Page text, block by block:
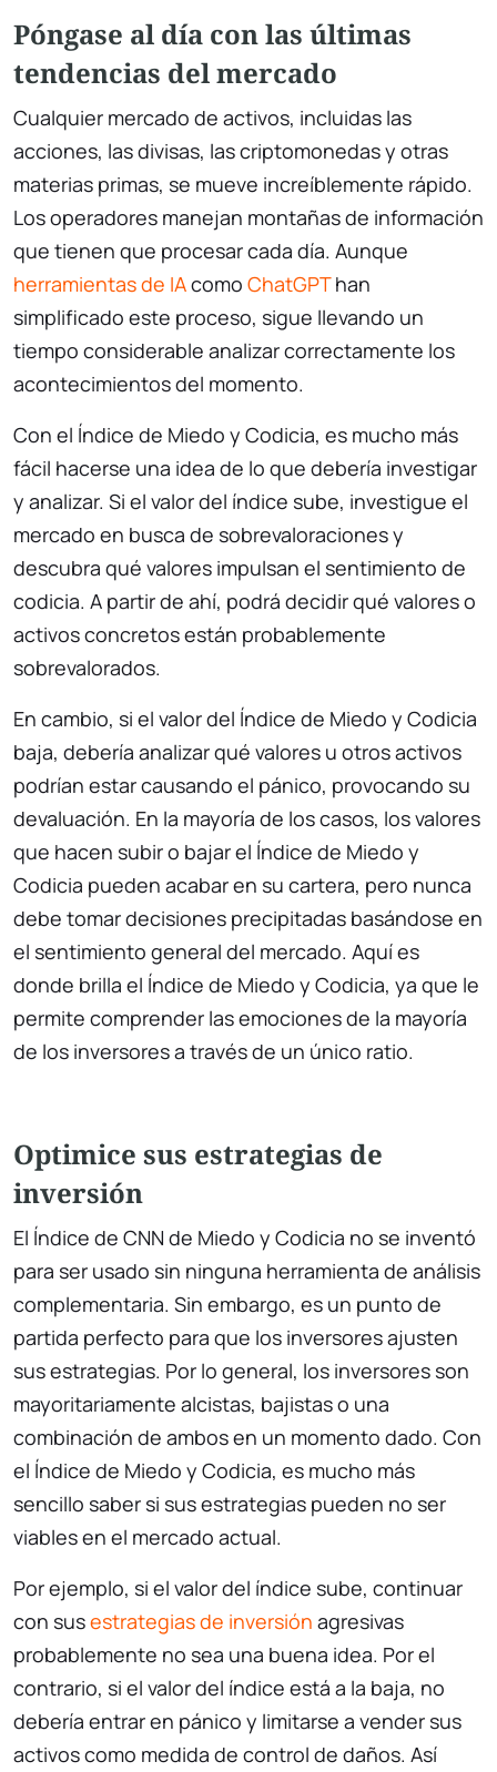
Póngase al día con las últimas
tendencias del mercado
Cualquier mercado de activos, incluidas las
acciones, las divisas, las criptomonedas y otras
materias primas, se mueve increíblemente rápido.
Los operadores manejan montañas de información
que tienen que procesar cada día. Aunque
herramientas de IAcomo ChatGPThan
simplificado este proceso, sigue llevando un
tiempo considerable analizar correctamente los
acontecimientos del momento.
Con el Índice de Miedo y Codicia, es mucho más
fácil hacerse una idea de lo que debería investigar
y analizar. Si el valor del índice sube, investigue el
mercado en busca de sobrevaloraciones y
descubra qué valores impulsan el sentimiento de
codicia. A partir de ahí, podrá decidir qué valores o
activos concretos están probablemente
sobrevalorados.
En cambio, si el valor del Índice de Miedo y Codicia
baja, debería analizar qué valores u otros activos
podrían estar causando el pánico, provocando su
devaluación. En la mayoría de los casos, los valores
que hacen subir o bajar el Índice de Miedo y
Codicia pueden acabar en su cartera, pero nunca
debe tomar decisiones precipitadas basándose en
el sentimiento general del mercado. Aquí es
donde brilla el Índice de Miedo y Codicia, ya que le
permite comprender las emociones de la mayoría
de los inversores a través de un único ratio.
Optimice sus estrategias de
inversión
El Índice de CNN de Miedo y Codicia no se inventó
para ser usado sin ninguna herramienta de análisis
complementaria. Sin embargo, es un punto de
partida perfecto para que los inversores ajusten
sus estrategias. Por lo general, los inversores son
mayoritariamente alcistas, bajistas o una
combinación de ambos en un momento dado. Con
el Índice de Miedo y Codicia, es mucho más
sencillo saber si sus estrategias pueden no ser
viables en el mercado actual.
Por ejemplo, si el valor del índice sube, continuar
con susestrategias de inversión agresivas
probablemente no sea una buena idea. Por el
contrario, si el valor del índice está a la baja, no
debería entrar en pánico y limitarse a vender sus
activos como medida de control de daños. Así